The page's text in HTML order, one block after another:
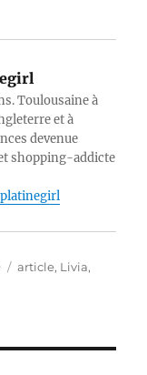
Toulousaine à
et à
devenue
shopping-addicte
Étiquettes
article, Livia,